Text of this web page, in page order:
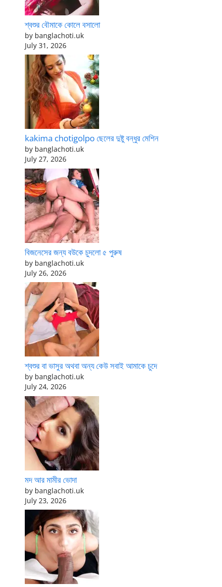
শ্বশুর বৌমাকে কোলে বসালো
by banglachoti.uk
July 31, 2026
kakima chotigolpo ছেলের দুষ্টু বন্ধুর মেশিন
by banglachoti.uk
July 27, 2026
বিজনেসের জন্য বউকে চুদলো ৫ পুরুষ
by banglachoti.uk
July 26, 2026
শ্বশুর বা ভাসুর অথবা অন্য কেউ সবাই আমাকে চুদে
by banglachoti.uk
July 24, 2026
মদ আর মামীর ভোদা
by banglachoti.uk
July 23, 2026